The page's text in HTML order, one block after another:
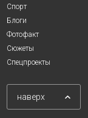
Спорт
Блоги
Фотофакт
Сюжеты
Спецпроекты
наверх